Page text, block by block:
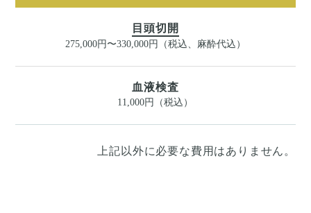
目頭切開
275,000円〜330,000円（税込、麻酔代込）
血液検査
11,000円（税込）
上記以外に必要な費用はありません。